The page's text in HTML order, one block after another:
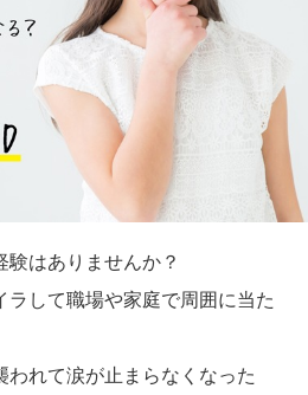
はありませんか？
ラして職場や家庭で周囲に当た
われて涙が止まらなくなった